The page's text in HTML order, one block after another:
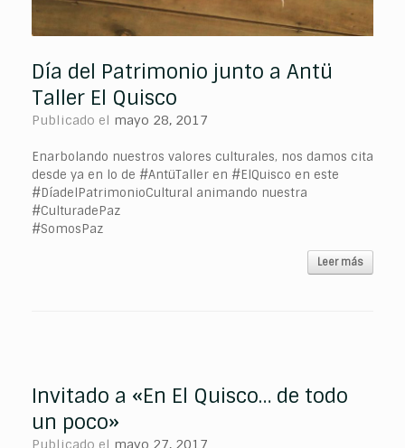
Día del Patrimonio junto a Antü
Taller El Quisco
Publicado el mayo 28, 2017
Enarbolando nuestros valores culturales, nos damos cita
desde ya en lo de #AntüTaller en #ElQuisco en este
#DíadelPatrimonioCultural animando nuestra
#CulturadePaz
#SomosPaz
Leer más
Invitado a «En El Quisco… de todo
un poco»
Publicado el mayo 27, 2017